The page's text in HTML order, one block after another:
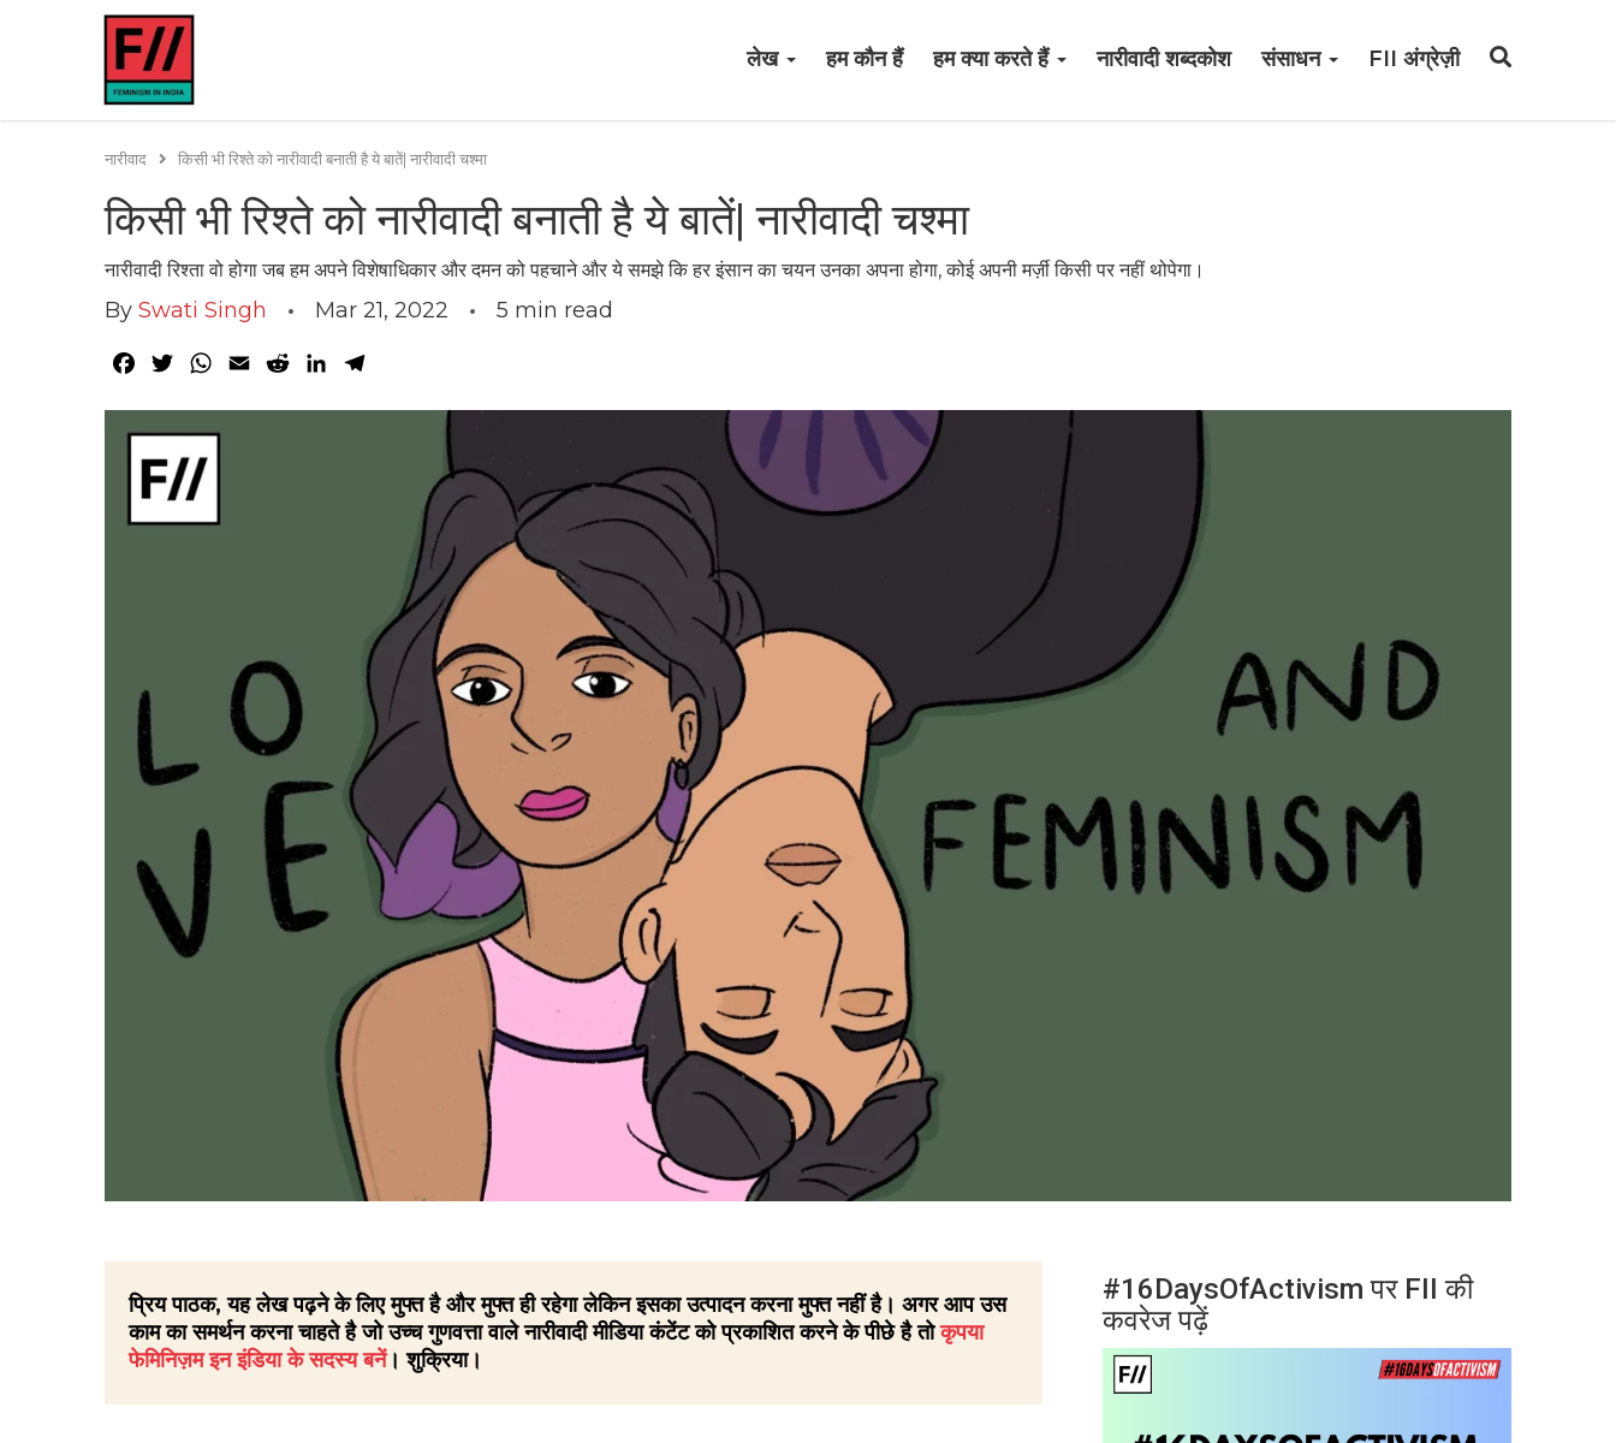
लेख हम कौन हैं हम क्या करते हैं नारीवादी शब्दकोश संसाधन FII अंग्रेज़ी
नारीवाद किसी भी रिश्ते को नारीवादी बनाती है ये बातें| नारीवादी चश्मा
किसी भी रिश्ते को नारीवादी बनाती है ये बातें| नारीवादी चश्मा
नारीवादी रिश्ता वो होगा जब हम अपने विशेषाधिकार और दमन को पहचाने और ये समझे कि हर इंसान का चयन उनका अपना होगा, कोई अपनी मर्ज़ी किसी पर नहीं थोपेगा।
By Swati Singh Mar 21, 2022 5 min read
Facebook
TwitterWhatsApp
Email RedditLinkedIn
प्रिय पाठक, यह लेख पढ़ने के लिए मुफ्त है और मुफ्त ही रहेगा लेकिन इसका उत्पादन करना मुफ्त नहीं है। अगर आप उस
काम का समर्थन करना चाहते है जो उच्च गुणवत्ता वाले नारीवादी मीडिया कंटेंट को प्रकाशित करने के पीछे है तोकृपया
फेमिनिज़म इन इंडिया के सदस्य बनें। शुक्रिया।
#16DaysOfActivism पर FII की
कवरेज पढ़ें